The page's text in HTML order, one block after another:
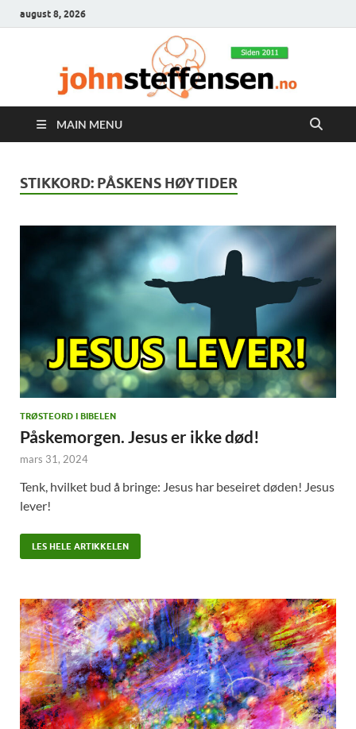
august 8, 2026
MAIN MENU
STIKKORD: PÅSKENS HØYTIDER
TRØSTEORD I BIBELEN
Påskemorgen. Jesus er ikke død!
mars 31, 2024
Tenk, hvilket bud å bringe: Jesus har beseiret døden! Jesus
lever!
LES HELE ARTIKKELEN